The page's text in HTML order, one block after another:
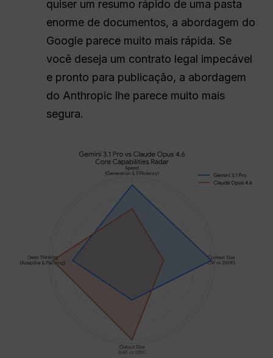
quiser um resumo rápido de uma pasta
enorme de documentos, a abordagem do
Google parece muito mais rápida. Se
você deseja um contrato legal impecável
e pronto para publicação, a abordagem
do Anthropic lhe parece muito mais
segura.